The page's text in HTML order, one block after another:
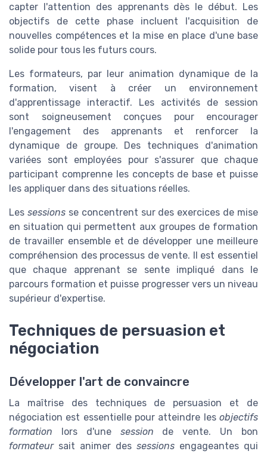
capter l'attention des apprenants dès le début. Les
objectifs de cette phase incluent l'acquisition de
nouvelles compétences et la mise en place d'une base
solide pour tous les futurs cours.
Les formateurs, par leur animation dynamique de la
formation, visent à créer un environnement
d'apprentissage interactif. Les activités de session
sont soigneusement conçues pour encourager
l'engagement des apprenants et renforcer la
dynamique de groupe. Des techniques d'animation
variées sont employées pour s'assurer que chaque
participant comprenne les concepts de base et puisse
les appliquer dans des situations réelles.
Les sessionsse concentrent sur des exercices de mise
en situation qui permettent aux groupes de formation
de travailler ensemble et de développer une meilleure
compréhension des processus de vente. Il est essentiel
que chaque apprenant se sente impliqué dans le
parcours formation et puisse progresser vers un niveau
supérieur d'expertise.
Techniques de persuasion et
négociation
Développer l'art de convaincre
La maîtrise des techniques de persuasion et de
négociation est essentielle pour atteindre les objectifs
formation lors d'une session de vente. Un bon
formateursait animer des sessions engageantes qui